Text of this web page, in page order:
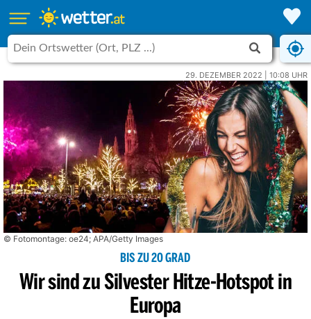
29. DEZEMBER 2022 | 10:08 UHR
© Fotomontage: oe24; APA/Getty Images
BIS ZU 20 GRAD
Wir sind zu Silvester Hitze-Hotspot in
Europa